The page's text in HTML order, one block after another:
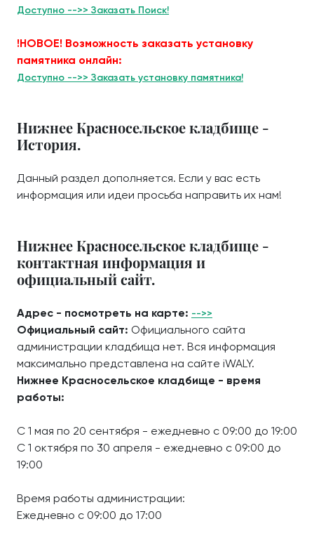
Доступно -->> Заказать Поиск!
!НОВОЕ! Возможность заказать установку
памятника онлайн:
Доступно -->> Заказать установку памятника!
Нижнее Красносельское кладбище -
История.
Данный раздел дополняется. Если у вас есть
информация или идеи просьба направить их нам!
Нижнее Красносельское кладбище -
контактная информация и
официальный сайт.
Адрес - посмотреть на карте: -->>
Официальный сайт: Официального сайта
администрации кладбища нет. Вся информация
максимально представлена на сайте iWALY.
Нижнее Красносельское кладбище - время
работы:
С 1 мая по 20 сентября - ежедневно с 09:00 до 19:00
С 1 октября по 30 апреля - ежедневно с 09:00 до
19:00
Время работы администрации:
Ежедневно с 09:00 до 17:00